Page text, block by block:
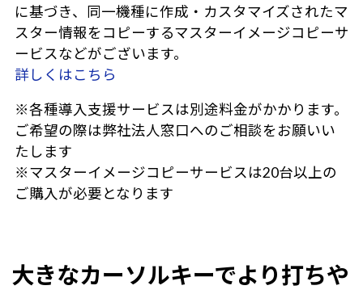
に基づき、同一機種に作成・カスタマイズされたマ
スター情報をコピーするマスターイメージコピーサ
ービスなどがございます。
詳しくはこちら
※各種導入支援サービスは別途料金がかかります。
ご希望の際は弊社法人窓口へのご相談をお願いい
たします
※マスターイメージコピーサービスは20台以上の
ご購入が必要となります
大きなカーソルキーでより打ちや